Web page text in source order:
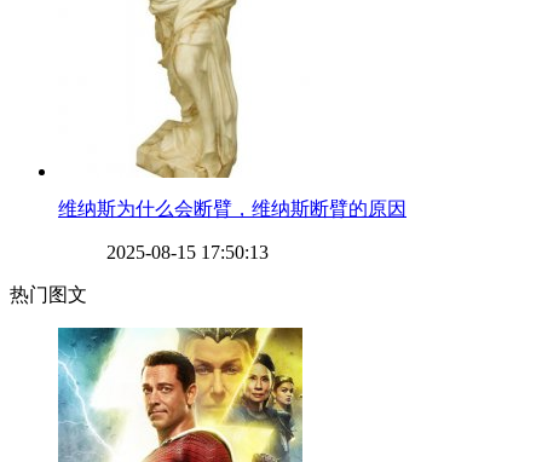
​维纳斯为什么会断臂，维纳斯断臂的原因
2025-08-15 17:50:13
热门图文